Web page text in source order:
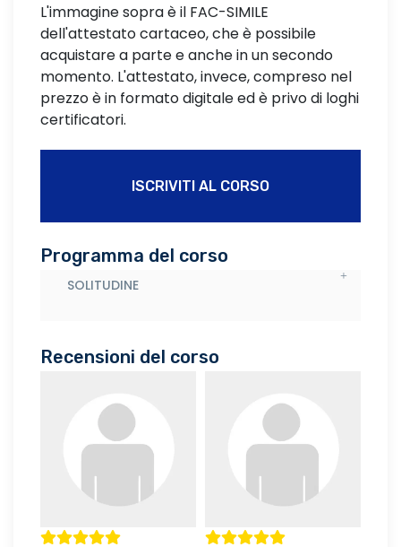
L'immagine sopra è il FAC-SIMILE
dell'attestato cartaceo, che è possibile
acquistare a parte e anche in un secondo
momento. L'attestato, invece, compreso nel
prezzo è in formato digitale ed è privo di loghi
certificatori.
ISCRIVITI AL CORSO
Programma del corso
SOLITUDINE
Recensioni del corso